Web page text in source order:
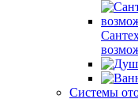
Системы